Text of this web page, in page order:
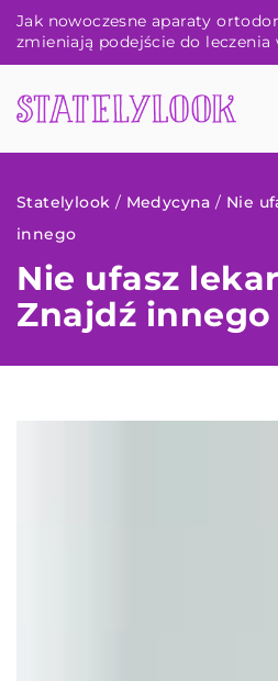
Zrozumienie korzyści i
konopnych
Statelylook / Medycyna / Nie
innego
Nie ufasz
Znajdź innego